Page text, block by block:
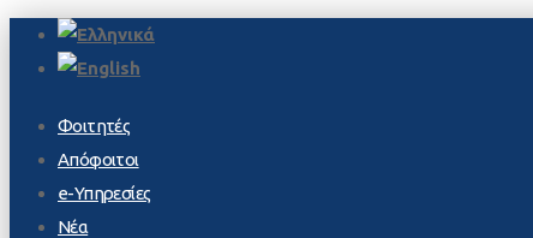
Φοιτητές
Απόφοιτοι
e-Υπηρεσίες
Νέα